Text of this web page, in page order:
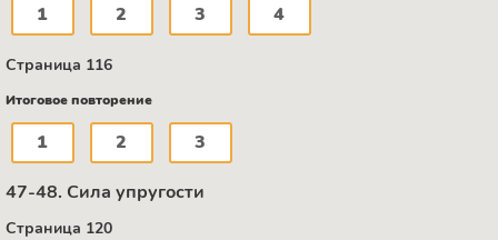
1 2 3 4
Страница 116
Итоговое повторение
1 2 3
47-48. Сила упругости
Страница 120